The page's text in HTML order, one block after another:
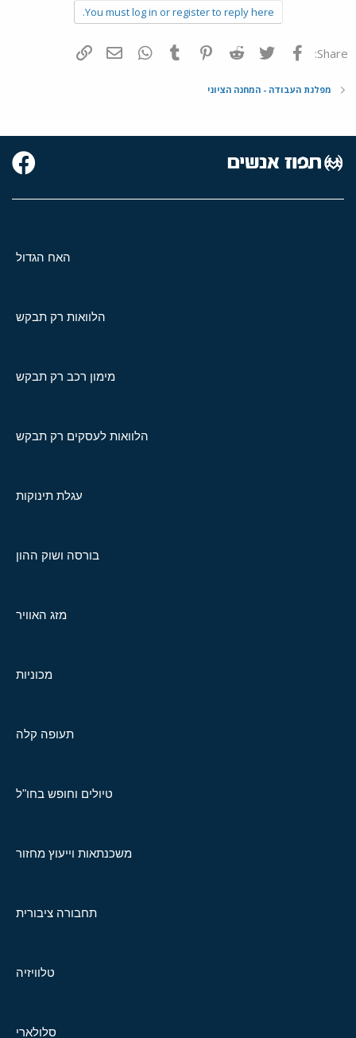
You must log in or register to reply here.
Share: פייסבוק Twitter
Reddit
Pinterest
Tumblr
WhatsAppדואר אלקטרוני
מפלגת העבודה - המחנה הציוני
האח הגדול
הלוואות רק תבקש
מימון רכב רק תבקש
הלוואות לעסקים רק תבקש
עגלת תינוקות
בורסה ושוק ההון
מזג האוויר
מכוניות
תעופה קלה
טיולים וחופש בחו"ל
משכנתאות וייעוץ מחזור
תחבורה ציבורית
טלוויזיה
סלולארי